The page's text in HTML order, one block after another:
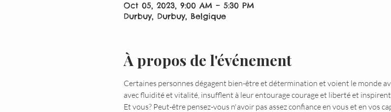
Oct 05, 2023, 9:00 AM – 5:30 PM
Durbuy, Durbuy, Belgique
À propos de l'événement
Certaines personnes dégagent bien-être et détermination et voient le monde
avec fluidité et vitalité, insufflent à leur entourage courage et liberté et
Et vous? Peut-être pensez-vous n'avoir pas assez confiance en vous et en vos